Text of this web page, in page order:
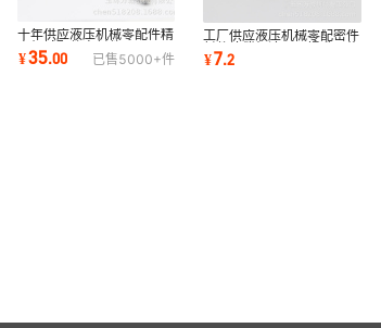
十年供应液压机械零配件精
密机械配件密封件
¥35.00 已售5000+件
工厂供应液压机械零配密件
封件补偿杆液压泵提升器修
理包
¥7.2